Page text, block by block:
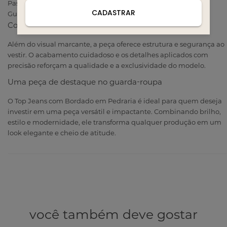
Passe em temperatura baixa, se necessário.
Guarde a peça em local seco e arejado.
Conforto e excelente acabamento
Além do visual marcante, a peça oferece estrutura e segurança ao
vestir. O acabamento cuidadoso e os detalhes aplicados com
precisão reforçam a qualidade e a exclusividade do modelo.
Uma peça de destaque no guarda-roupa
O Top Jeans com Bordado em Pedraria é ideal para quem deseja
investir em uma peça versátil e impactante. Combinando brilho,
estilo e modernidade, ele transforma qualquer produção em um
look elegante e cheio de atitude.
você também deve gostar
CADASTRAR